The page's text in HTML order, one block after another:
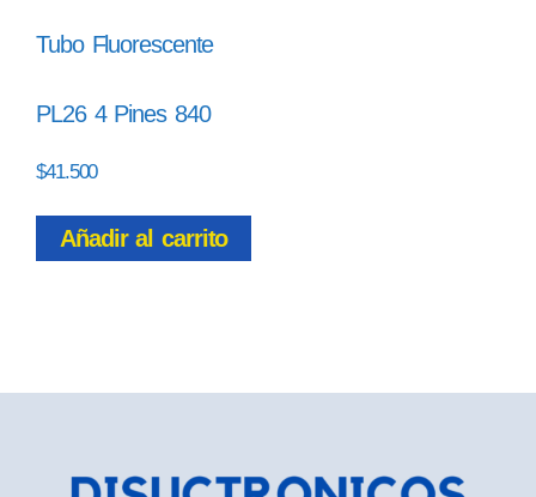
Tubo Fluorescente
PL26 4 Pines 840
$41.500
Añadir al carrito